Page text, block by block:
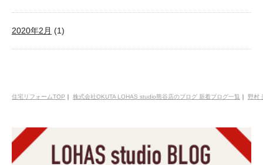
2020年2月 (1)
住宅リフォームTOP ｜ 株式会社OKUTA LOHAS studio熊谷店のブログ 新着ブログ一覧 ｜ 野村